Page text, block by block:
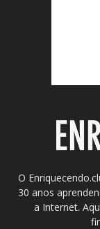
O
30 anos
a Internet.